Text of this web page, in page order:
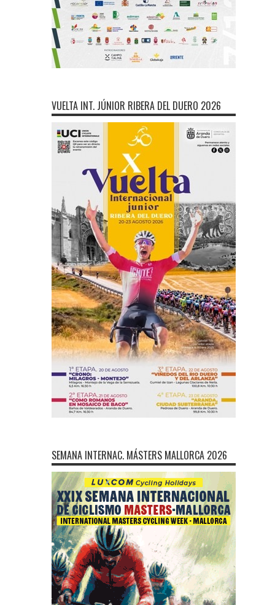
VUELTA INT. JÚNIOR RIBERA DEL DUERO 2026
SEMANA INTERNAC. MÁSTERS MALLORCA 2026